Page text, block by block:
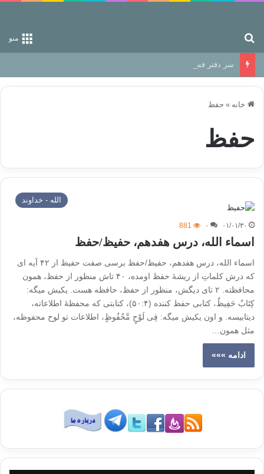
منو
سر دفتر فساد در زمین‌، دوری وکناره‌گیری از راه خداست‌!
خانه » حفظ
حفظ
الله - خداوند
۰۱/۰۱/۳۰ ۰ 881
اسماء الله، درس هفدهم، حفیظ/حفظ
اسماء الله، درس هفدهم، حفیظ/حفظ برسی صفت حفیظ از ۴۲ آیه ای
که درش کلماتِ از ریشۀ حفظ اومده، ۴۰ تاش منظور از حفظ، همون
محافظته. ۲ تای دیگش، منظور از حفظ، حافظه هست. یکیش میگه:
کِتَابٌ حَفِیظٌ، کتابی حفظ کننده (۵۰:۴)، کتابتی که محفظۀ اطلاعاته،
دیتابیسه. و اون یکیش میگه: فِی لَوْحٍ مَّحْفُوظٍ، اطلاعات تو لوح محفوظه،
مثل همون…
ادامه »»»